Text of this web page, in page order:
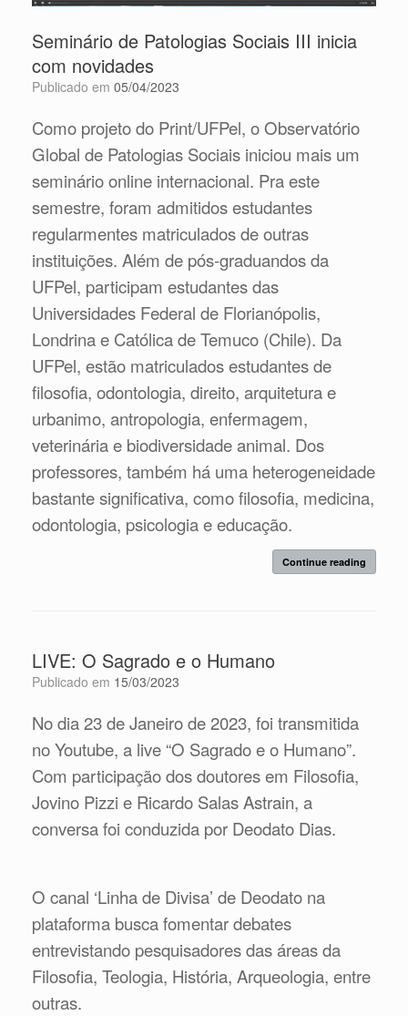
Seminário de Patologias Sociais III inicia
com novidades
Publicado em 05/04/2023
Como projeto do Print/UFPel, o Observatório
Global de Patologias Sociais iniciou mais um
seminário online internacional. Pra este
semestre, foram admitidos estudantes
regularmentes matriculados de outras
instituições. Além de pós-graduandos da
UFPel, participam estudantes das
Universidades Federal de Florianópolis,
Londrina e Católica de Temuco (Chile). Da
UFPel, estão matriculados estudantes de
filosofia, odontologia, direito, arquitetura e
urbanimo, antropologia, enfermagem,
veterinária e biodiversidade animal. Dos
professores, também há uma heterogeneidade
bastante significativa, como filosofia, medicina,
odontologia, psicologia e educação.
Continue reading
LIVE: O Sagrado e o Humano
Publicado em 15/03/2023
No dia 23 de Janeiro de 2023, foi transmitida
no Youtube, a live “O Sagrado e o Humano”.
Com participação dos doutores em Filosofia,
Jovino Pizzi e Ricardo Salas Astrain, a
conversa foi conduzida por Deodato Dias.
O canal ‘Linha de Divisa’ de Deodato na
plataforma busca fomentar debates
entrevistando pesquisadores das áreas da
Filosofia, Teologia, História, Arqueologia, entre
outras.